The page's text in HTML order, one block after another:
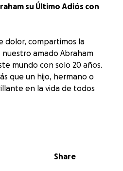
su Último Adiós con
dolor, compartimos la
amado Abraham
mundo con solo 20 años.
que un hijo, hermano o
en la vida de todos
sus bromas graciosas, su
buenos de corazón
Share